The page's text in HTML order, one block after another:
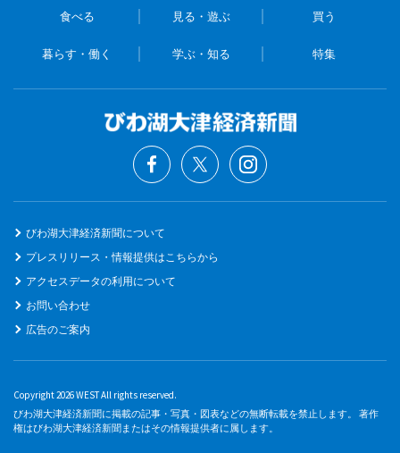
食べる 見る・遊ぶ 買う
暮らす・働く 学ぶ・知る 特集
びわ湖大津経済新聞について
プレスリリース・情報提供はこちらから
アクセスデータの利用について
お問い合わせ
広告のご案内
Copyright 2026 WEST All rights reserved.
びわ湖大津経済新聞に掲載の記事・写真・図表などの無断転載を禁止します。 著作
権はびわ湖大津経済新聞またはその情報提供者に属します。